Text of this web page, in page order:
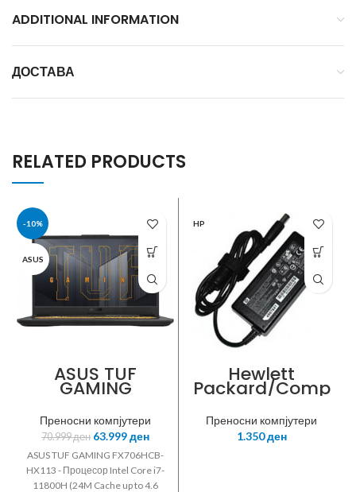
ADDITIONAL INFORMATION
ДОСТАВА
RELATED PRODUCTS
-10%
ASUS
ASUS TUF
GAMING
FX706HCB-
HX113
Преносни компјутери
70.999ден 63.999ден
ASUS TUF GAMING FX706HCB-
HX113 - Процесор Intel Core i7-
11800H (24M Cache up to 4.6
HP
Hewlett
Packard/Comp
aq Notebook
Adapter 65W
19V 3.5A PIN
Size: 4.8 x 1.7
Преносни компјутери
1.350ден